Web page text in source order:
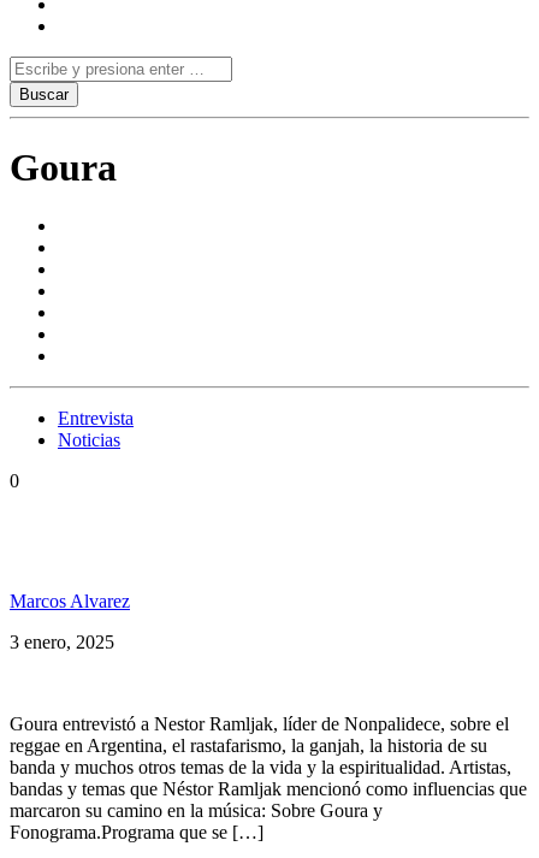
Goura
Entrevista
Noticias
0
Marcos Alvarez
3 enero, 2025
Goura entrevistó a Nestor Ramljak, líder de Nonpalidece, sobre el
reggae en Argentina, el rastafarismo, la ganjah, la historia de su
banda y muchos otros temas de la vida y la espiritualidad. Artistas,
bandas y temas que Néstor Ramljak mencionó como influencias que
marcaron su camino en la música: Sobre Goura y
Fonograma.Programa que se […]